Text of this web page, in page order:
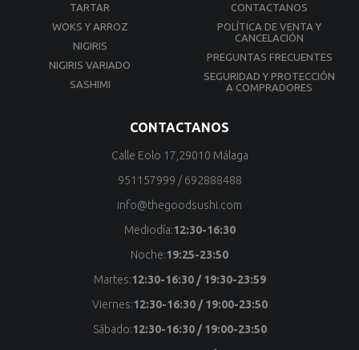
TARTAR
WOKS Y ARROZ
NIGIRIS
NIGIRIS VARIADO
SASHIMI
CONTACTANOS
POLÍTICA DE VENTA Y
CANCELACIÓN
PREGUNTAS FRECUENTES
SEGURIDAD Y PROTECCIÓN
A COMPRADORES
CONTACTANOS
Calle Eolo 17,29010 Málaga
951157999 / 692888488
info@thegoodsushi.com
Mediodía:12:30-16:30
Noche:19:25-23:50
Martes:12:30-16:30 / 19:30-23:59
Viernes:12:30-16:30 / 19:00-23:50
Sábado:12:30-16:30 / 19:00-23:50